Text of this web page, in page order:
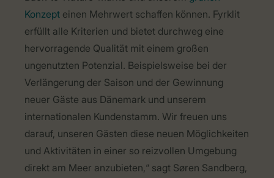
Konzept einen Mehrwert schaffen können. Fyrklit
erfüllt alle Kriterien und bietet durchweg eine
hervorragende Qualität mit einem großen
ungenutzten Potenzial. Beispielsweise bei der
Verlängerung der Saison und der Gewinnung
neuer Gäste aus Dänemark und unserem
internationalen Kundenstamm. Wir freuen uns
darauf, unseren Gästen diese neuen Möglichkeiten
und Aktivitäten in einer so reizvollen Umgebung
direkt am Meer anzubieten,“ sagt Søren Sandberg,